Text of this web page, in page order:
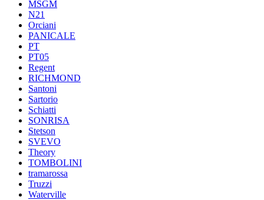
MSGM
N21
Orciani
PANICALE
PT
PT05
Regent
RICHMOND
Santoni
Sartorio
Schiatti
SONRISA
Stetson
SVEVO
Theory
TOMBOLINI
tramarossa
Truzzi
Waterville